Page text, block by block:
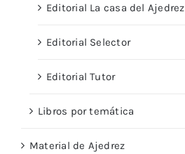
Editorial La casa del Ajedrez
Editorial Selector
Editorial Tutor
Libros por temática
Material de Ajedrez